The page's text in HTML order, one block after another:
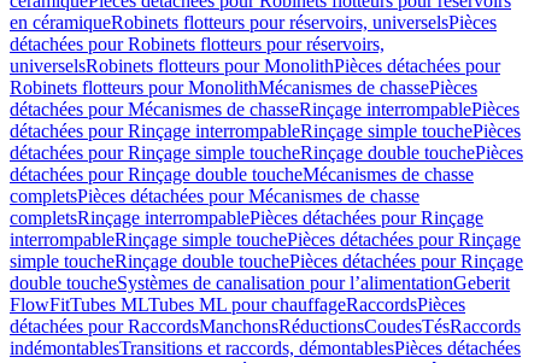
en céramiqueRobinets flotteurs pour réservoirs, universelsPièces
détachées pour Robinets flotteurs pour réservoirs,
universelsRobinets flotteurs pour MonolithPièces détachées pour
Robinets flotteurs pour MonolithMécanismes de chassePièces
détachées pour Mécanismes de chasseRinçage interrompablePièces
détachées pour Rinçage interrompableRinçage simple touchePièces
détachées pour Rinçage simple toucheRinçage double touchePièces
détachées pour Rinçage double toucheMécanismes de chasse
completsPièces détachées pour Mécanismes de chasse
completsRinçage interrompablePièces détachées pour Rinçage
interrompableRinçage simple touchePièces détachées pour Rinçage
simple toucheRinçage double touchePièces détachées pour Rinçage
double toucheSystèmes de canalisation pour l’alimentationGeberit
FlowFitTubes MLTubes ML pour chauffageRaccordsPièces
détachées pour RaccordsManchonsRéductionsCoudesTésRaccords
indémontablesTransitions et raccords, démontablesPièces détachées